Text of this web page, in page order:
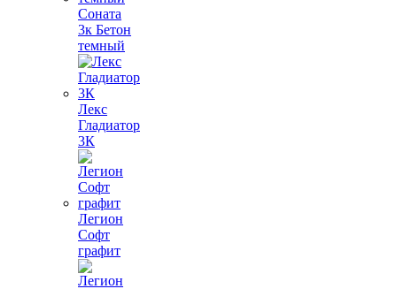
Соната
3к Бетон
темный
Лекс
Гладиатор
3К
Легион
Софт
графит